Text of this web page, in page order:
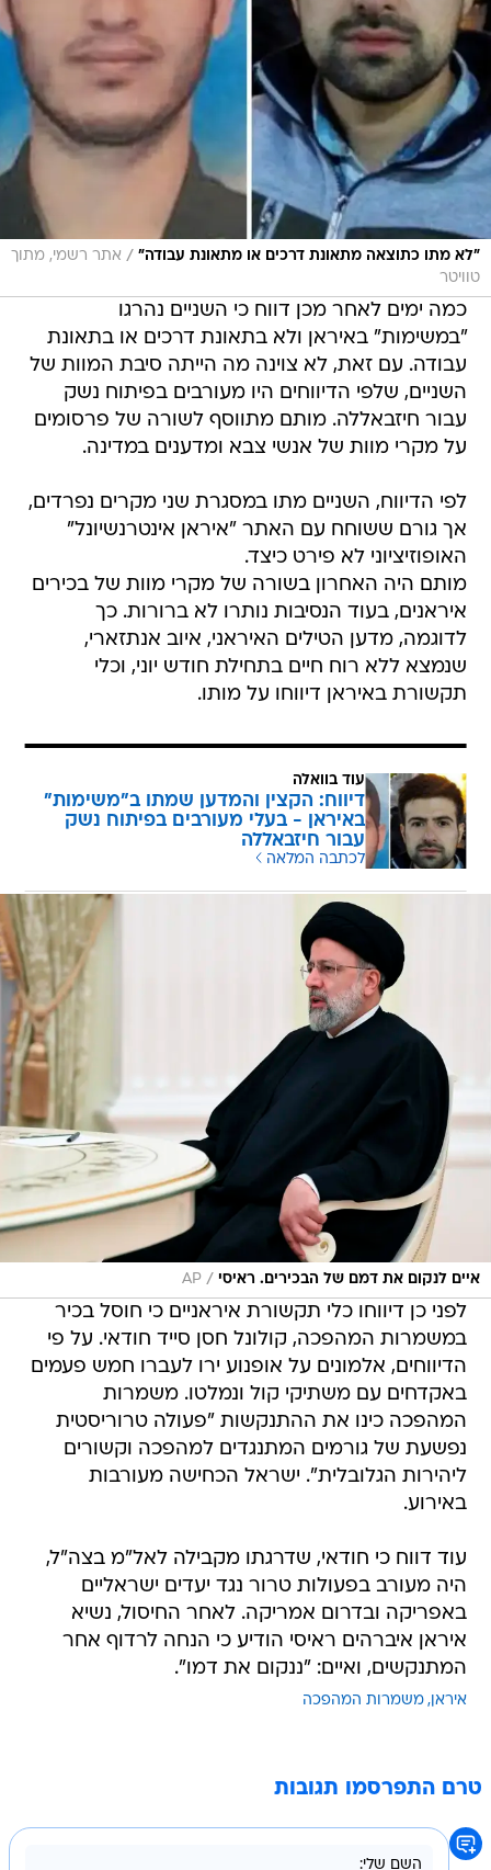
"לא מתו כתוצאה מתאונת דרכים או מתאונת עבודה" / אתר רשמי, מתוך
טוויטר
כמה ימים לאחר מכן דווח כי השניים נהרגו
"במשימות" באיראן ולא בתאונת דרכים או בתאונת
עבודה. עם זאת, לא צוינה מה הייתה סיבת המוות של
השניים, שלפי הדיווחים היו מעורבים בפיתוח נשק
עבור חיזבאללה. מותם מתווסף לשורה של פרסומים
על מקרי מוות של אנשי צבא ומדענים במדינה.
לפי הדיווח, השניים מתו במסגרת שני מקרים נפרדים,
אך גורם ששוחח עם האתר "איראן אינטרנשיונל"
האופוזיציוני לא פירט כיצד.
מותם היה האחרון בשורה של מקרי מוות של בכירים
איראנים, בעוד הנסיבות נותרו לא ברורות. כך
לדוגמה, מדען הטילים האיראני, איוב אנתזארי,
שנמצא ללא רוח חיים בתחילת חודש יוני, וכלי
תקשורת באיראן דיווחו על מותו.
עוד בוואלה
דיווח: הקצין והמדען שמתו ב"משימות"
באיראן - בעלי מעורבים בפיתוח נשק
עבור חיזבאללה
לכתבה המלאה
איים לנקום את דמם של הבכירים. ראיסי /
AP
לפני כן דיווחו כלי תקשורת איראניים כי חוסל בכיר
במשמרות המהפכה, קולונל חסן סייד חודאי. על פי
הדיווחים, אלמונים על אופנוע ירו לעברו חמש פעמים
באקדחים עם משתיקי קול ונמלטו. משמרות
המהפכה כינו את ההתנקשות "פעולה טרוריסטית
נפשעת של גורמים המתנגדים למהפכה וקשורים
ליהירות הגלובלית". ישראל הכחישה מעורבות
באירוע.
עוד דווח כי חודאי, שדרגתו מקבילה לאל"מ בצה"ל,
היה מעורב בפעולות טרור נגד יעדים ישראליים
באפריקה ובדרום אמריקה. לאחר החיסול, נשיא
איראן איברהים ראיסי הודיע כי הנחה לרדוף אחר
המתנקשים, ואיים: "ננקום את דמו".
איראן משמרות המהפכה
טרם התפרסמו תגובות